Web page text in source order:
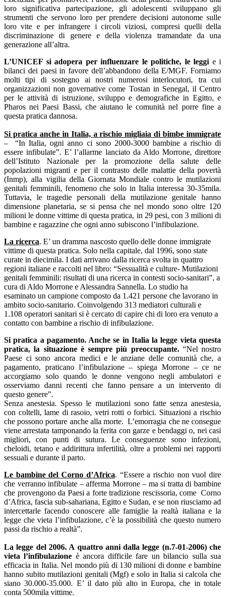
loro significativa partecipazione, gli adolescenti sviluppano gli
strumenti che servono loro per prendere decisioni autonome sulle
loro vite e per infrangere i circoli viziosi, compresi quelli della
discriminazione di genere e della violenza tramandate da una
generazione all’altra.
L’UNICEF si adopera per influenzare le politiche, le leggi e i
bilanci dei paesi in favore dell’abbandono della E/MGF. Forniamo
molti tipi di sostegno ai nostri numerosi interlocutori, tra cui
organizzazioni non governative come Tostan in Senegal, il Centro
per le attività di istruzione, sviluppo e demografiche in Egitto, e
Pharos nei Paesi Bassi, che aiutano le comunità nel porre fine a
questa pratica dannosa.
Si pratica anche in Italia, a rischio migliaia di bimbe immigrate
– “In Italia, ogni anno ci sono 2000-3000 bambine a rischio di
essere infibulate”. E’ l’allarme lanciato da Aldo Morrone, direttore
dell’Istituto Nazionale per la promozione della salute delle
popolazioni migranti e per il contrasto delle malattie della povertà
(Inmp), alla vigilia della Giornata Mondiale contro le mutilazioni
genitali femminili, fenomeno che solo in Italia interessa 30-35mila.
Tuttavia, le tragedie personali della mutilazione genitale hanno
dimensione planetaria, se si pensa che nel mondo sono oltre 120
milioni le donne vittime di questa pratica, in 29 pesi, con 3 milioni di
bambine e ragazzine che ogni anno subiscono l’infibulazione.
La ricerca. E’ un dramma nascosto quello delle donne immigrate
vittime di questa pratica. Solo nella capitale, dal 1996, sono state
curate in diecimila. I dati arrivano dalla ricerca svolta in quattro
regioni italiane e raccolti nel libro: “Sessualità e culture- Mutilazioni
genitali femminili: risultati di una ricerca in contesti socio-sanitari”, a
cura di Aldo Morrone e Alessandra Sannella. Lo studio ha
esaminato un campione composto da 1.421 persone che lavorano in
ambito socio-sanitario. Coinvolgendo 313 mediatori culturali e
1.108 operatori sanitari si è cercato di capire chi di loro era venuto a
contatto con bambine a rischio di infibulazione.
Si pratica a pagamento. Anche se in Italia la legge vieta questa
pratica, la situazione è sempre più preoccupante. “Nel nostro
Paese ci sono ancora medici e le anziane delle comunità che, a
pagamento, praticano l’infibulazione – spiega Morrone – ce ne
accorgiamo solo quando le donne vengono negli ambulatori e
osserviamo danni recenti che fanno pensare a un intervento di
questo genere”.
Senza anestesia. Spesso le mutilazioni sono fatte senza anestesia,
con coltelli, lame di rasoio, vetri rotti o forbici. Situazioni a rischio
che possono portare anche alla morte. L’emorragia che ne consegue
viene arrestata tamponando la ferita con garze e bendaggi o, nei casi
migliori, con punti di sutura. Le conseguenze sono infezioni,
cheloidi, tetano e addirittura infertilità, oltre a problemi nei rapporti
sessuali e durante il parto.
Le bambine del Corno d’Africa. “Essere a rischio non vuol dire
che verranno infibulate – afferma Morrone – ma si tratta di bambine
che provengono da Paesi a forte tradizione rescissoria, come Corno
d’Africa, fascia sub-sahariana, Egitto e Sudan, e se non riusciamo ad
intercettarle facendo conoscere alle famiglie la realtà italiana e la
legge che vieta l’infibulazione, c’è la possibilità che questo numero
passi da rischio a realtà”.
La legge del 2006. A quattro anni dalla legge (n.7-01-2006) che
vieta l’infibulazione è ancora difficile fare un bilancio sulla sua
efficacia in Italia. Nel mondo più di 130 milioni di donne e bambine
hanno subito mutilazioni genitali (Mgf) e solo in Italia si calcola che
siano 30.000-35.000. E’ il dato più alto in Europa, che in totale
conta 500mila vittime.